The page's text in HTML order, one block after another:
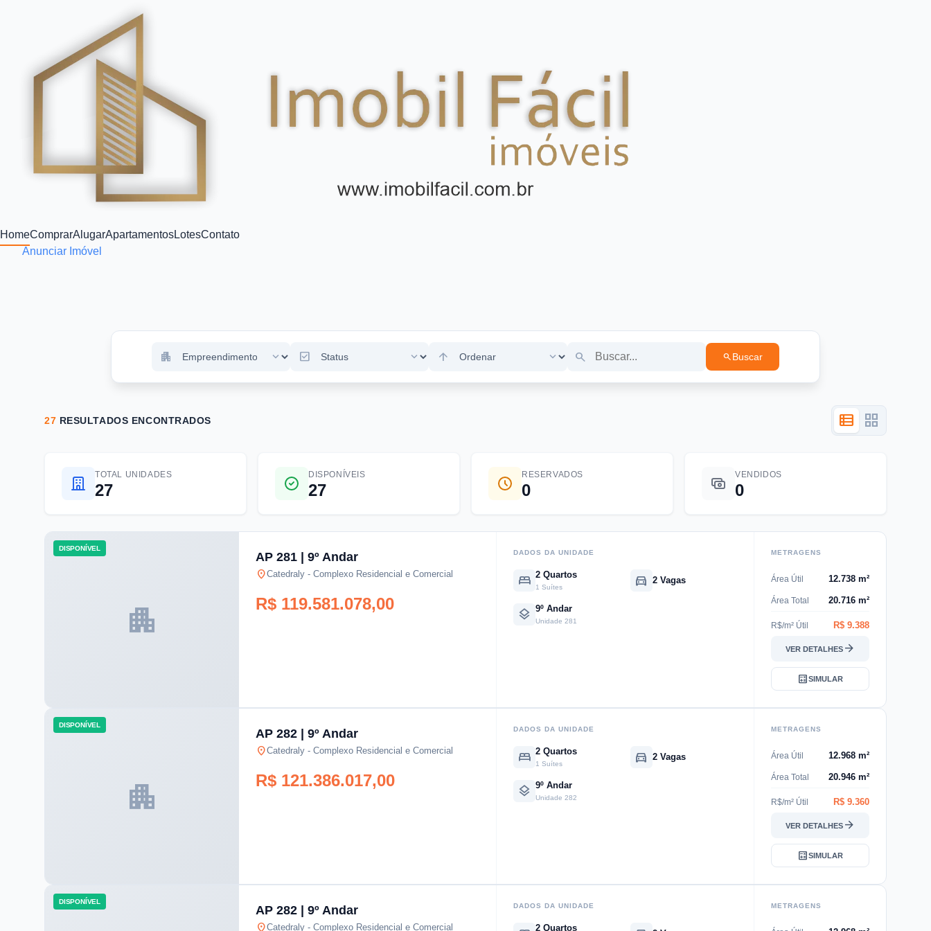
HomeComprarAlugarApartamentosLotesContato
Anunciar Imóvel
apartment expand_more check_box expand_more arrow_upward expand_more search searchBuscar
27 RESULTADOS ENCONTRADOS view_list grid_view
TOTAL UNIDADES
27
DISPONÍVEIS
27
RESERVADOS
0
VENDIDOS
0
apartment
DISPONÍVEL
AP 281 | 9º Andar
location_onCatedraly - Complexo Residencial e Comercial
R$ 119.581.078,00
DADOS DA UNIDADE
bed 2 Quartos
1 Suítes directions_car 2 Vagas
layers 9º Andar
Unidade 281
METRAGENS
Área Útil 12.738 m²
Área Total 20.716 m²
R$/m² Útil R$ 9.388
VER DETALHESarrow_forward
calculateSIMULAR
apartment
DISPONÍVEL
AP 282 | 9º Andar
location_onCatedraly - Complexo Residencial e Comercial
R$ 121.386.017,00
DADOS DA UNIDADE
bed 2 Quartos
1 Suítes directions_car 2 Vagas
layers 9º Andar
Unidade 282
METRAGENS
Área Útil 12.968 m²
Área Total 20.946 m²
R$/m² Útil R$ 9.360
VER DETALHESarrow_forward
calculateSIMULAR
DISPONÍVEL
AP 282 | 9º Andar
location_onCatedraly - Complexo Residencial e Comercial
DADOS DA UNIDADE
2 Quartos
METRAGENS